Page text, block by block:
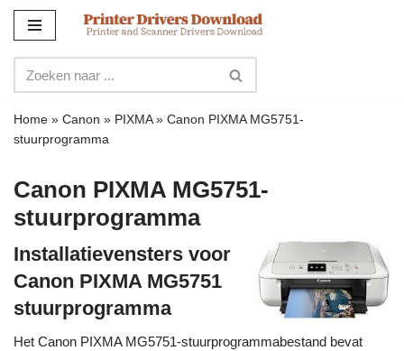
naar
de
inhoud
Home » Canon » PIXMA» Canon PIXMA MG5751-
stuurprogramma
Canon PIXMA MG5751-
stuurprogramma
Installatievensters voor
Canon PIXMA MG5751
stuurprogramma
Het Canon PIXMA MG5751-stuurprogrammabestand bevat